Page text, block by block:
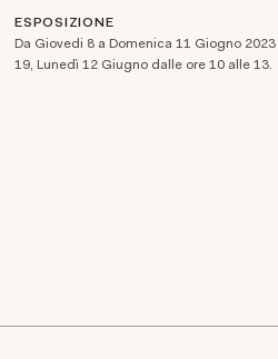
ESPOSIZIONE
Da Giovedi 8 a Domenica 11 Giogno
19, Lunedì 12 Giugno dalle ore 10 alle 13.